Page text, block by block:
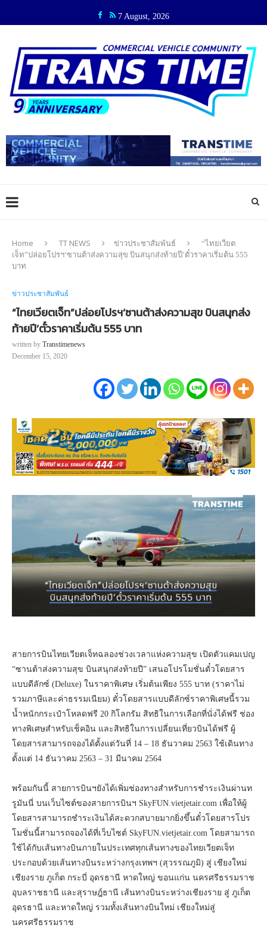
7 August, 2026
Home TT NEWS ข่าวประชาสัมพันธ์
“ไทยเวียต
เจ็ท”ปล่อยโปรฯ‘ซานต้าส่งความสุข บินสนุกส่งท้ายปี’ตั๋วราคาเริ่มต้น 555
บาท
ข่าวประชาสัมพันธ์
“ไทยเวียตเจ็ท”ปล่อยโปรฯ‘ซานต้าส่งความสุข บินสนุกส่ง
ท้ายปี’ตั๋วราคาเริ่มต้น 555 บาท
written by Transtimenews
December 15, 2020
สายการบินไทยเวียตเจ็ทฉลองช่วงเวลาแห่งความสุข เปิดตัวแคมเปญ
“ซานต้าส่งความสุข บินสนุกส่งท้ายปี” เสนอโปรโมชั่นตั๋วโดยสาร
แบบดีลักซ์ (Deluxe) ในราคาพิเศษ เริ่มต้นเพียง 555 บาท (ราคาไม่
รวมภาษีและค่าธรรมเนียม) ตั๋วโดยสารแบบดีลักซ์ราคาพิเศษนี้รวม
น้ำหนักกระเป๋าโหลดฟรี 20 กิโลกรัม สิทธิในการเลือกที่นั่งได้ฟรี ช่อง
ทางพิเศษสำหรับเช็คอิน และสิทธิในการเปลี่ยนเที่ยวบินได้ฟรี ผู้
โดยสารสามารถจองได้ตั้งแต่วันที่ 14 – 18 ธันวาคม 2563 ใช้เดินทาง
ตั้งแต่ 14 ธันวาคม 2563 – 31 มีนาคม 2564
พร้อมกันนี้ สายการบินฯยังได้เพิ่มช่องทางสำหรับการชำระเงินผ่านท
รูมันนี่ บนเว็บไซต์ของสายการบินฯ SkyFUN.vietjetair.com เพื่อให้ผู้
โดยสารสามารถชำระเงินได้สะดวกสบายมากยิ่งขึ้นตั๋วโดยสารโปร
โมชั่นนี้สามารถจองได้ที่เว็บไซต์ SkyFUN.vietjetair.com โดยสามารถ
ใช้ได้กับเส้นทางบินภายในประเทศทุกเส้นทางของไทยเวียตเจ็ท
ประกอบด้วยเส้นทางบินระหว่างกรุงเทพฯ (สุวรรณภูมิ) สู่ เชียงใหม่
เชียงราย ภูเก็ต กระบี่ อุดรธานี หาดใหญ่ ขอนแก่น นครศรีธรรมราช
อุบลราชธานี และสุราษฎ์ธานี เส้นทางบินระหว่างเชียงราย สู่ ภูเก็ต
อุดรธานี และหาดใหญ่ รวมทั้งเส้นทางบินใหม่ เชียงใหม่สู่
นครศรีธรรมราช